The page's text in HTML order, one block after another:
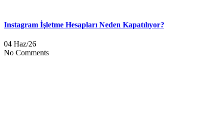
Instagram İşletme Hesapları Neden Kapatılıyor?
04 Haz/26
No Comments